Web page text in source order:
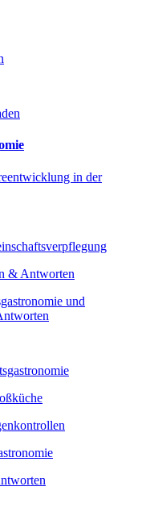
in der
& Antworten
und